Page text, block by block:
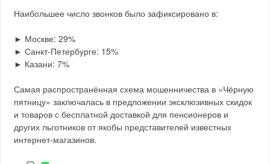
Наибольшее число звонков было зафиксировано в:
► Москве: 29%
► Санкт-Петербурге: 15%
► Казани: 7%
Самая распространённая схема мошенничества в «Чёрную
пятницу» заключалась в предложении эксклюзивных скидок
и товаров с бесплатной доставкой для пенсионеров и
других льготников от якобы представителей известных
интернет-магазинов.